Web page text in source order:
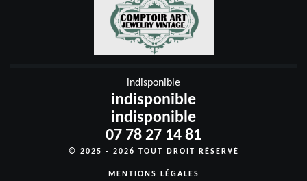
indisponible
indisponible
indisponible
07 78 27 14 81
© 2025 - 2026 TOUT DROIT RÉSERVÉ
MENTIONS LÉGALES